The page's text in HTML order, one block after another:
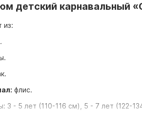
детский карнавальный
из:
флис.
3 - 5 лет (110-116 см), 5 - 7 лет (122-